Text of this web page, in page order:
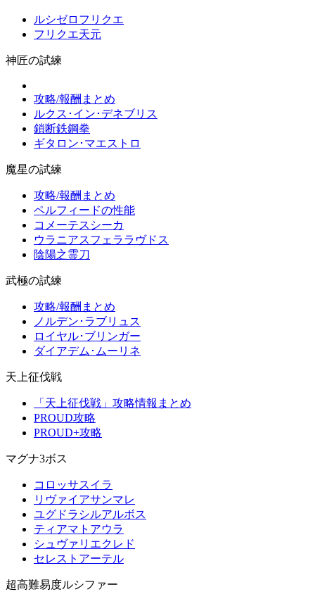
ルシゼロフリクエ
フリクエ天元
神匠の試練
攻略/報酬まとめ
ルクス･イン･デネブリス
鎖断鉄鋼拳
ギタロン･マエストロ
魔星の試練
攻略/報酬まとめ
ペルフィードの性能
コメーテスシーカ
ウラニアスフェララヴドス
陰陽之霊刀
武極の試練
攻略/報酬まとめ
ノルデン･ラブリュス
ロイヤル･ブリンガー
ダイアデム･ムーリネ
天上征伐戦
「天上征伐戦」攻略情報まとめ
PROUD攻略
PROUD+攻略
マグナ3ボス
コロッサスイラ
リヴァイアサンマレ
ユグドラシルアルボス
ティアマトアウラ
シュヴァリエクレド
セレストアーテル
超高難易度ルシファー